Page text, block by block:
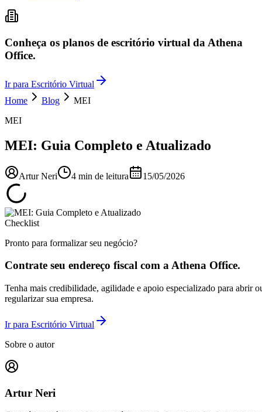
Conheça os planos de escritório virtual da Athena
Office.
Ir para Escritório Virtual
Home
Blog
MEI
MEI
MEI: Guia Completo e Atualizado
Artur Neri 4 min de leitura 15/05/2026
Checklist
Pronto para formalizar seu negócio?
Contrate seu endereço fiscal com a Athena Office.
Tenha mais credibilidade, agilidade e apoio especializado para abrir
regularizar sua empresa.
Ir para Escritório Virtual
Sobre o autor
Artur Neri